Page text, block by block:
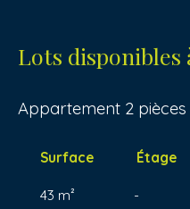
Lots disponibles
Appartement 2 pièces
Surface Étage
43 m² -